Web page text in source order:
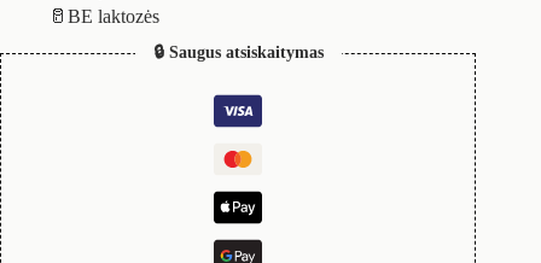
🥛BE laktozės
🔒 Saugus atsiskaitymas